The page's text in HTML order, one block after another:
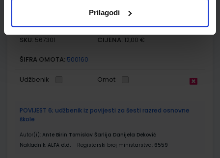
Prilagodi
Ivan Gambiroža Josip Jukić Dinko Marin Ana Mesić
SKU: 567301 CIJENA: 12,00 €
ŠIFRA OMOTA: 500160
Udžbenik Omot
POVIJEST 6; udžbenik iz povijesti za šesti razred osnovne
škole
Autor(i): Ante Birin Tomislav Šarlija Danijela Deković
Nakladnik: ALFA d.d. Registarski broj ministarstva: 6559